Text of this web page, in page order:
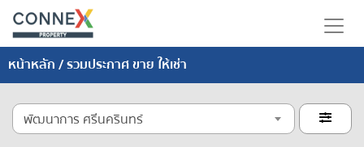
หน้าหลัก/ รวมประกาศ ขาย ให้เช่า
พัฒนาการ ศรีนครินทร์ 